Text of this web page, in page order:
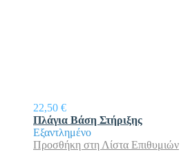
22,50 €
Πλάγια Βάση Στήριξης
Εξαντλημένο
Προσθήκη στη Λίστα Επιθυμιών